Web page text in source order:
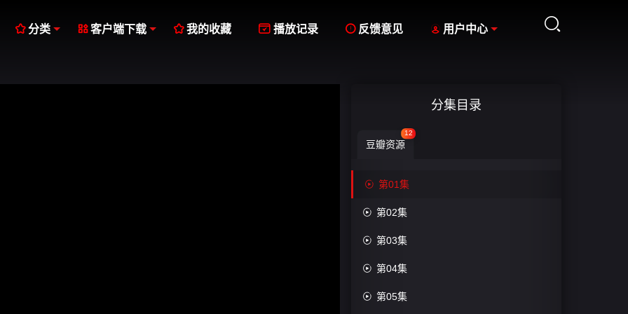

分类 客户端下载 我的收藏  播放记录  反馈意见  用户中心
分集目录
豆瓣资源
12
 第01集
 第02集
 第03集
 第04集
 第05集